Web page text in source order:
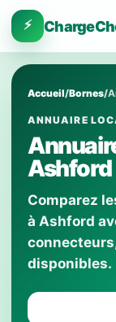
⚡
Accueil/Bornes/
ANNUAIRE
Ashford
Comparez
à Ashford
disponibles.